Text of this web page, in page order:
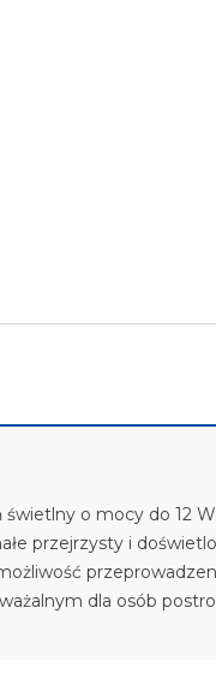
o mocy do 12
przejrzysty i
dla osób